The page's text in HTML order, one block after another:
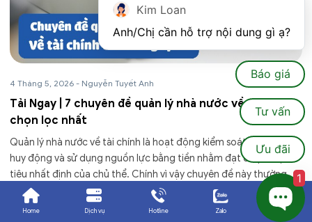
4 Tháng 5, 2026 - Nguyễn Tuyết Anh
Tải Ngay | 7 chuyên đề quản lý nhà nước về tài chính
chọn lọc nhất
Quản lý nhà nước về tài chính là hoạt động kiểm soát, phân bổ,
huy động và sử dụng nguồn lực bằng tiền nhằm đạt được mục
tiêu nhất định của chủ thể. Chính vì vậy chuyên đề này thường...
Xem thêm
Home Dịch vụ Hotline Zalo Ưu đãi
Kim Loan
Anh/Chị cần hỗ trợ nội dung gì ạ?
Báo giá
Tư vấn
Ưu đãi
1